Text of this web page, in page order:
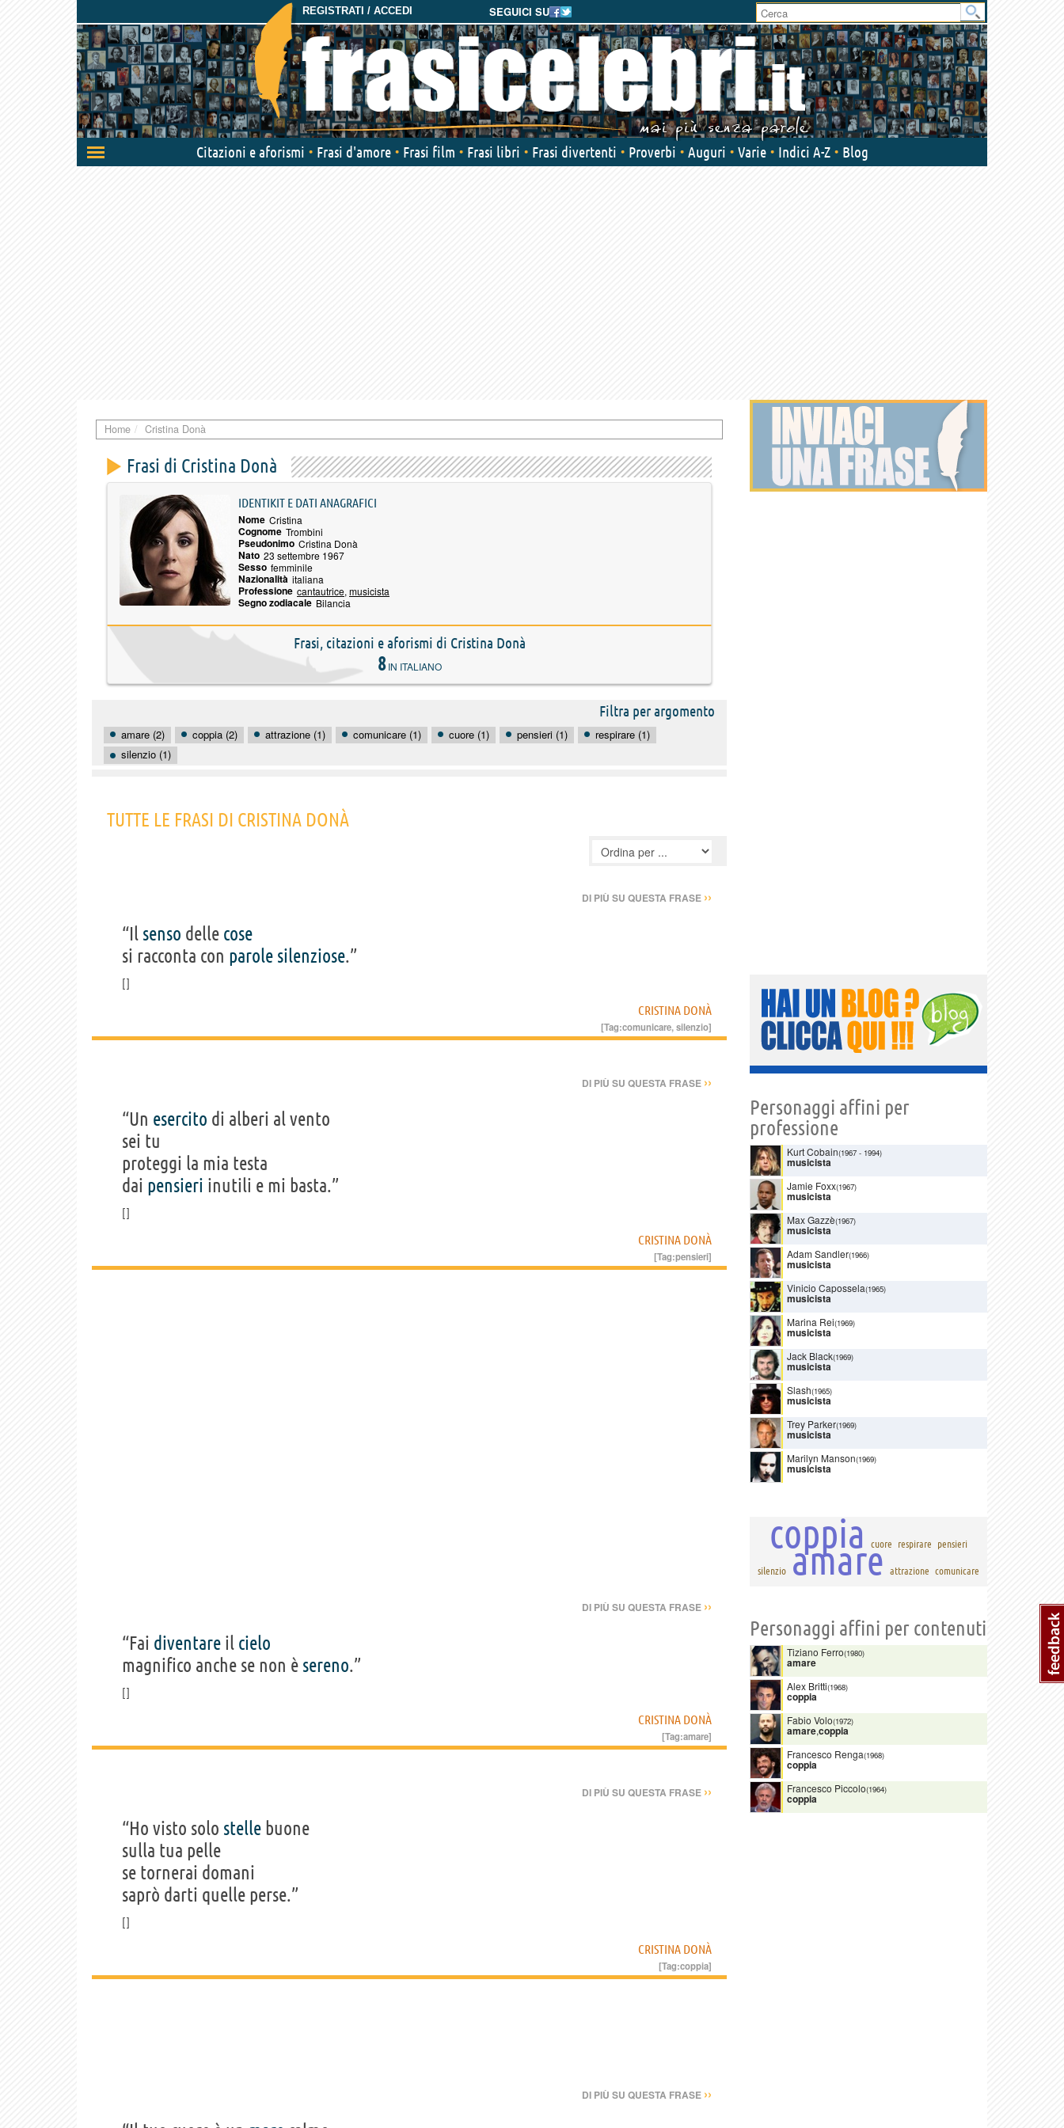
SEGUICI SU
REGISTRATI / ACCEDI
Attiva/disattiva
navigazione
User
area
Citazioni e aforismi Frasi d'amore Frasi film Frasi libri Frasi divertenti Proverbi Auguri Varie Indici A-Z Blog
Home Cristina Donà
Frasi di Cristina Donà
IDENTIKIT E DATI ANAGRAFICI
Nome Cristina
Cognome Trombini
Pseudonimo Cristina Donà
Nato 23 settembre 1967
Sesso femminile
Nazionalità italiana
Professione cantautrice, musicista
Segno zodiacale Bilancia
Frasi, citazioni e aforismi di Cristina Donà
8IN ITALIANO
Filtra per argomento
amare (2) coppia (2) attrazione (1) comunicare (1) cuore (1) pensieri (1)
respirare (1)
silenzio (1)
TUTTE LE FRASI DI CRISTINA DONÀ
DI PIÙ SU QUESTA FRASE ››
“Il senso delle cose
si racconta con parole silenziose.”
CRISTINA DONÀ
[Tag:comunicare,silenzio]
DI PIÙ SU QUESTA FRASE ››
“Un esercito di alberi al vento
sei tu
proteggi la mia testa
dai pensieri inutili e mi basta.”
CRISTINA DONÀ
[Tag:pensieri]
DI PIÙ SU QUESTA FRASE ››
“Fai diventare il cielo
magnifico anche se non è sereno.”
CRISTINA DONÀ
[Tag:amare]
DI PIÙ SU QUESTA FRASE ››
“Ho visto solo stelle buone
sulla tua pelle
se tornerai domani
saprò darti quelle perse.”
CRISTINA DONÀ
[Tag:coppia]
DI PIÙ SU QUESTA FRASE ››
Personaggi affini per
professione
Kurt Cobain(1967 - 1994)
musicista
Jamie Foxx(1967)
musicista
Max Gazzè(1967)
musicista
Adam Sandler(1966)
musicista
Vinicio Capossela(1965)
musicista
Marina Rei(1969)
musicista
Jack Black(1969)
musicista
Slash(1965)
musicista
Trey Parker(1969)
musicista
Marilyn Manson(1969)
musicista
coppia cuore respirare pensieri
silenzio amare attrazione comunicare
Personaggi affini per contenuti
Tiziano Ferro(1980)
amare
Alex Britti(1968)
coppia
Fabio Volo(1972)
amare,coppia
Francesco Renga(1968)
coppia
Francesco Piccolo(1964)
coppia